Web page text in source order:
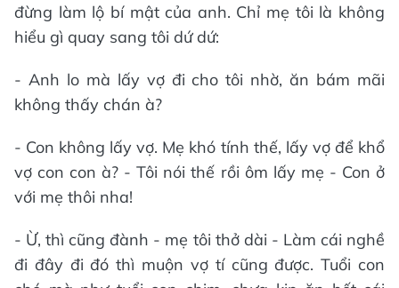
đừng làm lộ bí mật của anh. Chỉ mẹ tôi là không
hiểu gì quay sang tôi dứ dứ:
- Anh lo mà lấy vợ đi cho tôi nhờ, ăn bám mãi
không thấy chán à?
- Con không lấy vợ. Mẹ khó tính thế, lấy vợ để khổ
vợ con con à? - Tôi nói thế rồi ôm lấy mẹ - Con ở
với mẹ thôi nha!
- Ừ, thì cũng đành - mẹ tôi thở dài - Làm cái nghề
đi đây đi đó thì muộn vợ tí cũng được. Tuổi con